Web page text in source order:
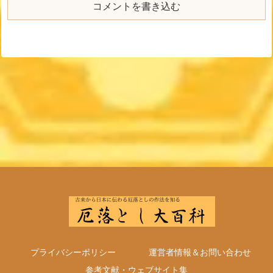
コメントを書き込む
プライバシーポリシー
運営者情報＆お問い合わせ
参考文献・ウェブサイト集